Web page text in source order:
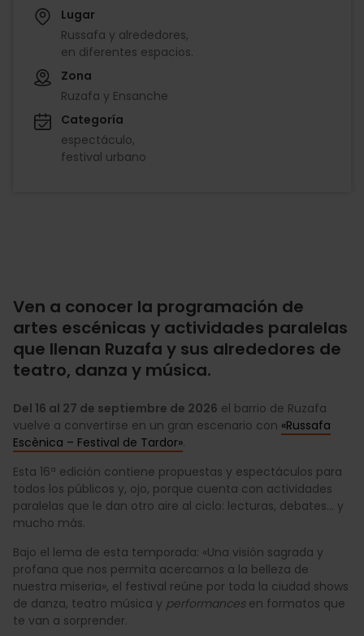
Lugar
Russafa y alrededores,
en diferentes espacios.
Zona
Ruzafa y Ensanche
Categoría
espectáculo
festival urbano
Ven a conocer la programación de
artes escénicas y actividades paralelas
que llenan Ruzafa y sus alrededores de
teatro, danza y música.
Del 16 al 27 de septiembre de 2026 el barrio de Ruzafa
vuelve a convertirse en un gran escenario con «Russafa
Escènica – Festival de Tardor».
Esta 16ª edición contiene propuestas y espectáculos para
todos los públicos y, ojo, porque cuenta con actividades
paralelas que le dan otro aire al ciclo: lecturas, debates… y
mucho más.
Bajo el lema de esta temporada: «Una visión sagrada y
profana que nos permita acercarnos a la belleza de
nuestra miseria», el festival reúne por toda la ciudad shows
de danza, teatro música y performancesen formatos que
te van a sorprender.